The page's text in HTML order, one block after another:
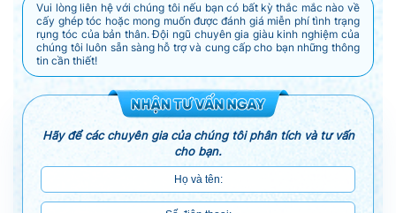
Vui lòng liên hệ với chúng tôi nếu bạn có bất kỳ thắc mắc nào về
cấy ghép tóc hoặc mong muốn được đánh giá miễn phí tình trạng
rụng tóc của bản thân. Đội ngũ chuyên gia giàu kinh nghiệm của
chúng tôi luôn sẵn sàng hỗ trợ và cung cấp cho bạn những thông
tin cần thiết!
Hãy để các chuyên gia của chúng tôi phân tích và tư vấn
cho bạn.